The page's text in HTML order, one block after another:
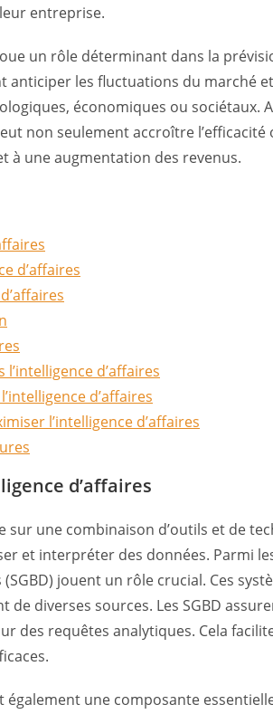
entreprise.
un rôle déterminant dans la
anticiper les fluctuations du marché
économiques ou sociétaux.
non seulement accroître
à une augmentation des revenus.
d’affaires
d’affaires
d’affaires
l’intelligence d’affaires
d’affaires
sur une combinaison d’outils et de
et interpréter des données. Parmi
jouent un rôle crucial. Ces
de diverses sources. Les SGBD
des requêtes analytiques. Cela
également une composante